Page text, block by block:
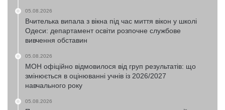
05.08.2026
Вчителька випала з вікна під час миття вікон у школі
Одеси: департамент освіти розпочне службове
вивчення обставин
05.08.2026
МОН офіційно відмовилося від груп результатів: що
змінюється в оцінюванні учнів із 2026/2027
навчального року
05.08.2026